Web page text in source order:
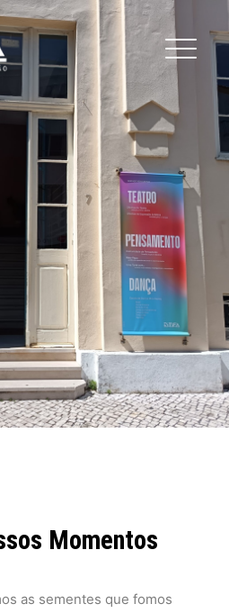
ARTÍSTICAS
DE ACTIVIDADES
JONAS&LANDER
VEDRAS
Momentos
as sementes que fomos